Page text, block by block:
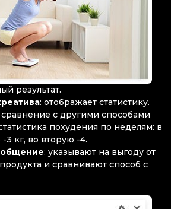
результат.
: отображает статистику.
с другими способами
похудения по неделям: в
кг, во вторую -4.
: указывают на выгоду от
и сравнивают способ с